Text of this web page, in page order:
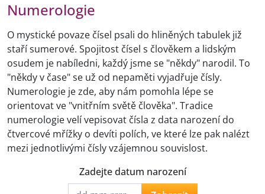
Numerologie
O mystické povaze čísel psali do hliněných tabulek již
staří sumerové. Spojitost čísel s člověkem a lidským
osudem je nabíledni, každý jsme se "někdy" narodil. To
"někdy v čase" se už od nepaměti vyjadřuje čísly.
Numerologie je zde, aby nám pomohla lépe se
orientovat ve "vnitřním světě člověka". Tradice
numerologie velí vepisovat čísla z data narození do
čtvercové mřížky o devíti polích, ve které lze pak nalézt
mezi jednotlivými čísly vzájemnou souvislost.
Zadejte datum narození